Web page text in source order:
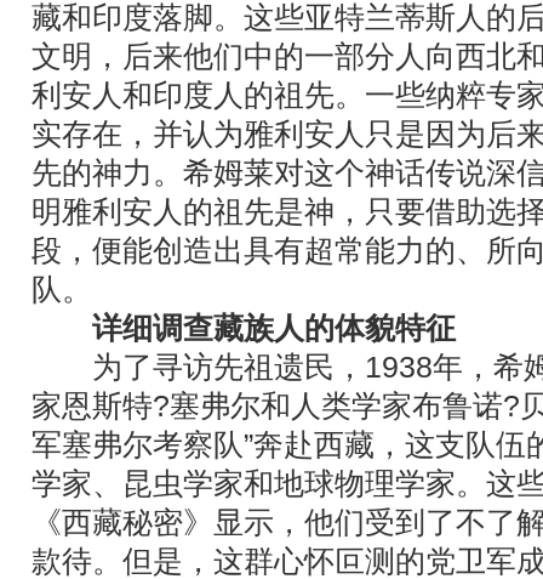
藏和印度落脚。这些亚特兰蒂斯人的
文明，后来他们中的一部分人向西北
利安人和印度人的祖先。一些纳粹专
实存在，并认为雅利安人只是因为后
先的神力。希姆莱对这个神话传说深
明雅利安人的祖先是神，只要借助选
段，便能创造出具有超常能力的、所
队。
详细调查藏族人的体貌特征
为了寻访先祖遗民，1938年，希
家恩斯特?塞弗尔和人类学家布鲁诺?
军塞弗尔考察队”奔赴西藏，这支队伍
学家、昆虫学家和地球物理学家。这
《西藏秘密》显示，他们受到了不了
款待。但是，这群心怀叵测的党卫军